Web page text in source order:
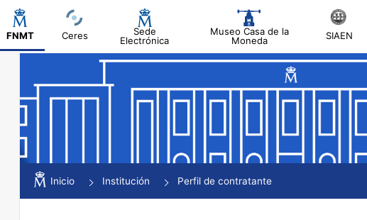
FNMT Ceres
Sede
Electrónica
Museo Casa de la
Moneda
SIAEN
Mostrar/Ocultar
Mostrar/Ocultar
Inicio Institución Perfil de contratante